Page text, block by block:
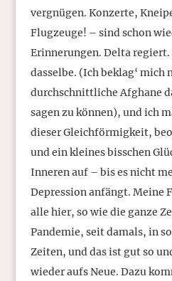
vergnügen. Konzerte,
Flugzeuge! – sind schon
Erinnerungen. Delta regiert.
dasselbe. (Ich beklag‘ mich
durchschnittliche Afghane
sagen zu können), und ich
dieser Gleichförmigkeit,
und ein kleines bisschen
Inneren auf – bis es nicht
Depression anfängt. Meine
alle hier, so wie die ganze
Pandemie, seit damals, in
Zeiten, und das ist gut so
wieder aufs Neue. Dazu